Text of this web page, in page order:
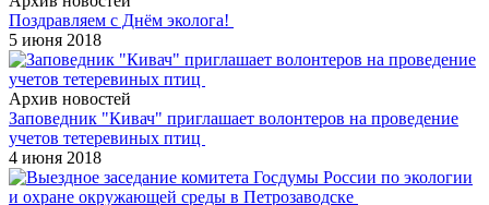
Поздравляем с Днём эколога!
5 июня 2018
Архив новостей
Заповедник "Кивач" приглашает волонтеров на проведение
учетов тетеревиных птиц
4 июня 2018